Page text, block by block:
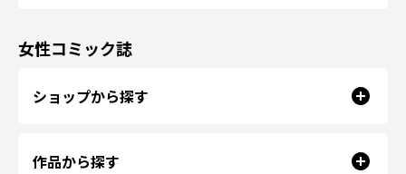
女性コミック誌
ショップから探す
作品から探す